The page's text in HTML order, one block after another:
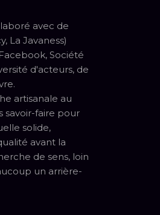
avec de
La Javaness)
Société
d'acteurs, de
artisanale au
savoir-faire pour
solide,
avant la
de sens, loin
un arrière-